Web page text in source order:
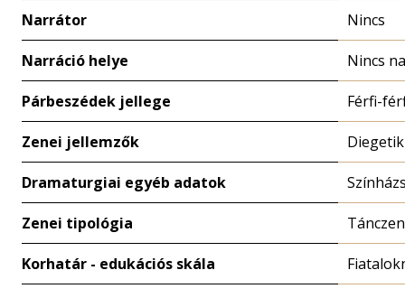
Narrátor Nincs
Narráció helye Nincs
Párbeszédek jellege Férfi-
Zenei jellemzők
Dramaturgiai egyéb adatok
Zenei tipológia
Korhatár - edukációs skála